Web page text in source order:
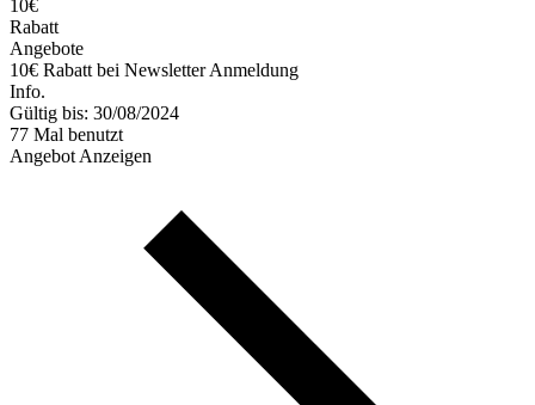
10€
Rabatt
Angebote
10€ Rabatt bei Newsletter Anmeldung
Info.
Gültig bis: 30/08/2024
77 Mal benutzt
Angebot Anzeigen